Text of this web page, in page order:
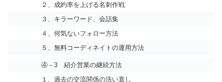
２、成約率を上げる名刺作戦
３、キラーワード、会話集
４、何気ないフォロー方法
５、無料コーディネイトの運用方法
④－3 紹介営業の継続方法
１、過去の交流関係の洗い直し